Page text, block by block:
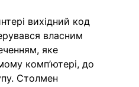
вихідний код
власним
яке
комп’ютері, до
Столмен